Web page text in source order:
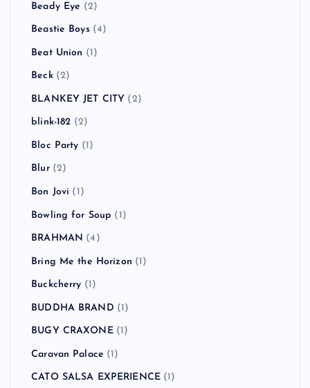
Beady Eye (2)
Beastie Boys(4)
Beat Union (1)
Beck(2)
BLANKEY JET CITY (2)
blink-182 (2)
Bloc Party (1)
Blur(2)
Bon Jovi (1)
Bowling for Soup (1)
BRAHMAN (4)
Bring Me the Horizon (1)
Buckcherry (1)
BUDDHA BRAND (1)
BUGY CRAXONE(1)
Caravan Palace (1)
CATO SALSA EXPERIENCE (1)